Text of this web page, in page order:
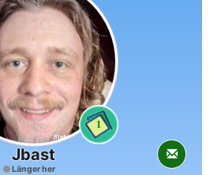
1
Jbast
Länger her